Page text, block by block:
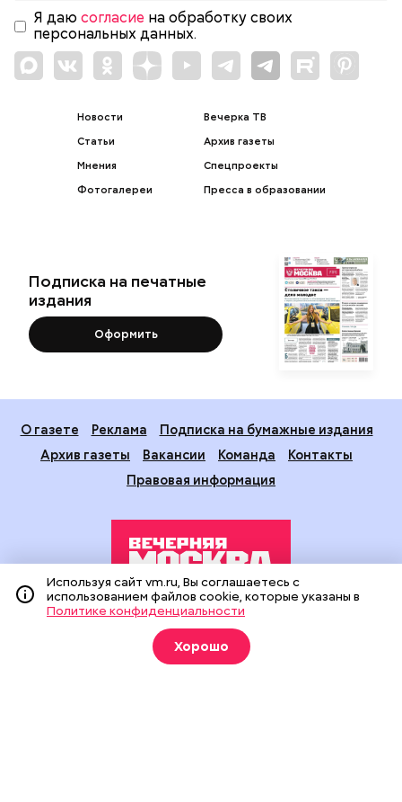
Я даю согласие на обработку своих
персональных данных.
Новости
Статьи
Мнения
Фотогалереи
Вечерка ТВ
Архив газеты
Спецпроекты
Пресса в образовании
Подписка на печатные
издания
Оформить
О газете Реклама
Подписка на бумажные издания
Архив газеты
Вакансии Команда
Контакты
Правовая информация
Издание создано при финансовой поддержке Департамента
средств массовой информации и рекламы города Москвы.
На сайте применяются рекомендательные технологии
(информационные технологии предоставления информации
Используя сайт vm.ru, Вы соглашаетесь с
использованием файлов cookie, которые указаны в
Политике конфиденциальности
Хорошо